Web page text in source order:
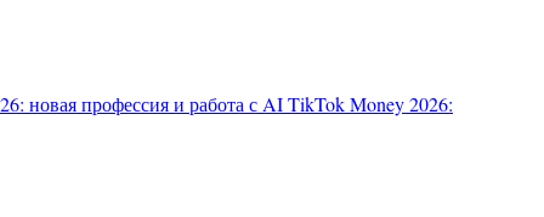
новая профессия и работа с AITikTok Money 2026: